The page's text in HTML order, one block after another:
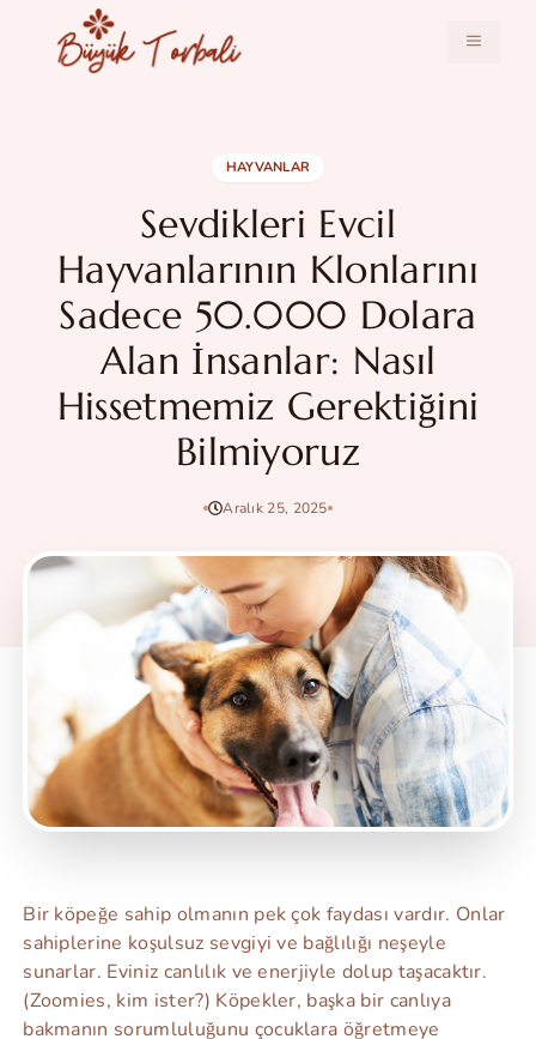
MENÜ
HAYVANLAR
Sevdikleri Evcil
Hayvanlarının Klonlarını
Sadece 50.000 Dolara
Alan İnsanlar: Nasıl
Hissetmemiz Gerektiğini
Bilmiyoruz
Aralık 25, 2025
Bir köpeğe sahip olmanın pek çok faydası vardır. Onlar
sahiplerine koşulsuz sevgiyi ve bağlılığı neşeyle
sunarlar. Eviniz canlılık ve enerjiyle dolup taşacaktır.
(Zoomies, kim ister?) Köpekler, başka bir canlıya
bakmanın sorumluluğunu çocuklara öğretmeye